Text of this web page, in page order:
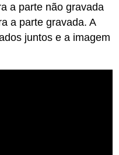
a parte não gravada
a parte gravada. A
juntos e a imagem